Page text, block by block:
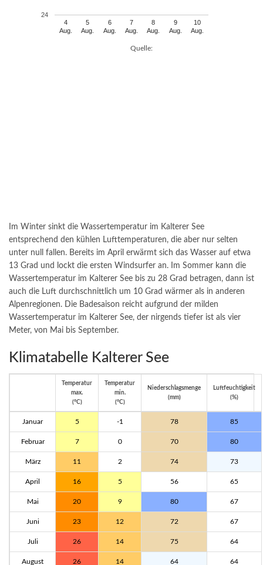
4
Aug.
5
Aug.
6
Aug.
7
Aug.
8
Aug.
9
Aug.
10
Aug.
24
Quelle:
Im Winter sinkt die Wassertemperatur im Kalterer See
entsprechend den kühlen Lufttemperaturen, die aber nur selten
unter null fallen. Bereits im April erwärmt sich das Wasser auf etwa
13 Grad und lockt die ersten Windsurfer an. Im Sommer kann die
Wassertemperatur im Kalterer See bis zu 28 Grad betragen, dann ist
auch die Luft durchschnittlich um 10 Grad wärmer als in anderen
Alpenregionen. Die Badesaison reicht aufgrund der milden
Wassertemperatur im Kalterer See, der nirgends tiefer ist als vier
Meter, von Mai bis September.
Klimatabelle Kalterer See
Temperatur
max.
(°C)
Temperatur
min.
(°C)
Niederschlagsmenge
(mm)
Luftfeuchtigkeit
(%)
Januar 5 -1 78 85
Februar 7 0 70 80
März 11 2 74 73
April 16 5 56 65
Mai 20 9 80 67
Juni 23 12 72 67
Juli 26 14 75 64
August 26 14 64 64